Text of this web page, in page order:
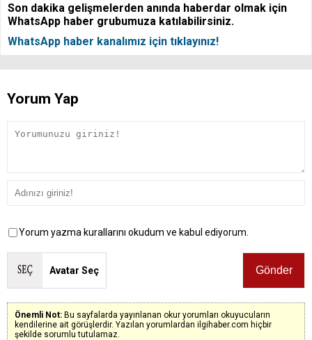
Son dakika gelişmelerden anında haberdar olmak için
WhatsApp haber grubumuza katılabilirsiniz.
WhatsApp haber kanalımız için tıklayınız!
Yorum Yap
Yorum yazma kurallarını okudum ve kabul ediyorum.
Avatar Seç
Önemli Not: Bu sayfalarda yayınlanan okur yorumları okuyucuların
kendilerine ait görüşlerdir. Yazılan yorumlardan ilgihaber.com hiçbir
şekilde sorumlu tutulamaz.